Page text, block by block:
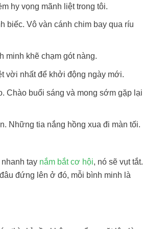
hy vọng mãnh liệt trong tôi.
biếc. Vô vàn cánh chim bay qua ríu
minh khẽ chạm gót nàng.
vời nhất để khởi động ngày mới.
Chào buổi sáng và mong sớm gặp lại
Những tia nắng hồng xua đi màn tối.
tay nắm bắt cơ hội, nó sẽ vụt tắt.
đứng lên ở đó, mỗi bình minh là